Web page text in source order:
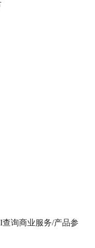
询商业服务/产品参